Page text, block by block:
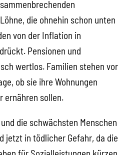
jetzt in tödlicher Gefahr, da die
für Sozialleistungen kürzen.
vielen Jahrzehnten steht die
durch eine tödliche
steigenden Zinssätzen,
in den Bankrott
die Rezession durchsetzt,
zu einem starken